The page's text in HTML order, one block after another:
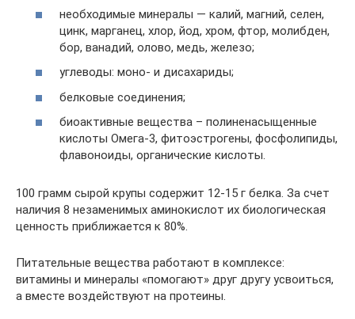
необходимые минералы — калий, магний, селен,
цинк, марганец, хлор, йод, хром, фтор, молибден,
бор, ванадий, олово, медь, железо;
углеводы: моно- и дисахариды;
белковые соединения;
биоактивные вещества – полиненасыщенные
кислоты Омега-3, фитоэстрогены, фосфолипиды,
флавоноиды, органические кислоты.
100 грамм сырой крупы содержит 12-15 г белка. За счет
наличия 8 незаменимых аминокислот их биологическая
ценность приближается к 80%.
Питательные вещества работают в комплексе:
витамины и минералы «помогают» друг другу усвоиться,
а вместе воздействуют на протеины.